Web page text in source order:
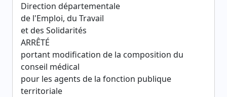
Direction départementale
de l'Emploi, du Travail
et des Solidarités
ARRÊTÉ
portant modification de la composition du
conseil médical
pour les agents de la fonction publique
territoriale